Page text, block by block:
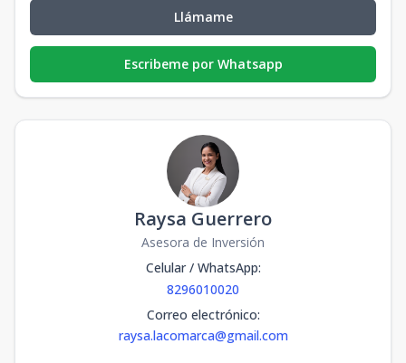
Llámame
Escribeme por Whatsapp
Raysa Guerrero
Asesora de Inversión
Celular / WhatsApp:
8296010020
Correo electrónico:
raysa.lacomarca@gmail.com